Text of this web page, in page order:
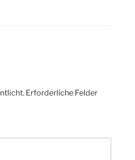
Erforderliche Felder